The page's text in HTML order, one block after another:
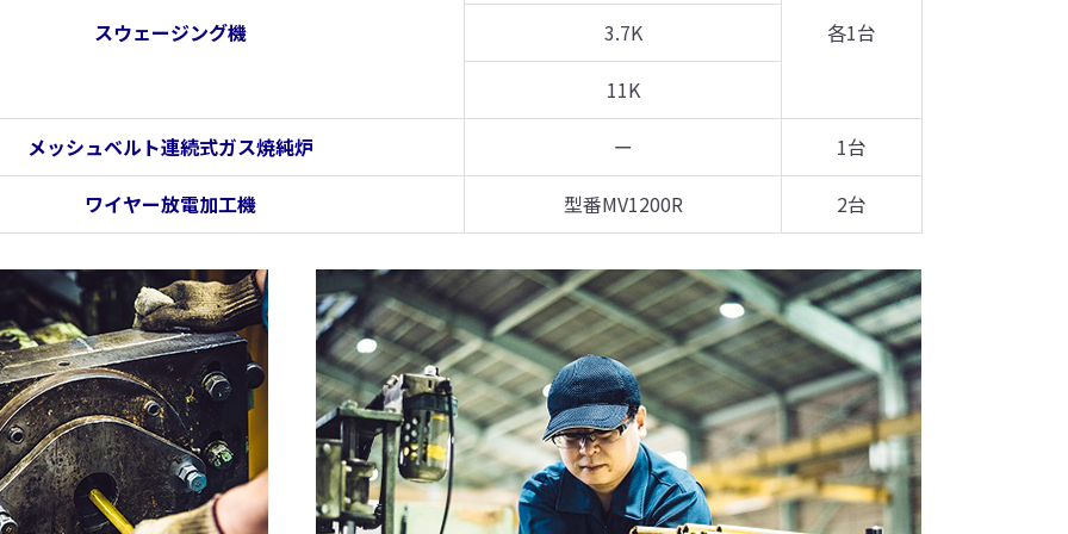
スウェージング機 各1台
3.7K
11K
メッシュベルト連続式ガス焼純炉
ー
1台
ワイヤー放電加工機
型番MV1200R 2台